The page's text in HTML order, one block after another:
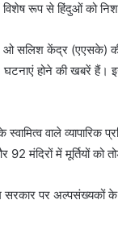
रूप से हिंदुओं को
ओ सलिश केंद्र (एएसके)
घटनाएं होने की खबरें
वाले व्यापारिक
मंदिरों में मूर्तियों को
पर अल्पसंख्यकों के